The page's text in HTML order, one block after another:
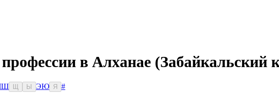
в Алханае (Забайкальский
Ш Ы ЭЮ Я
#